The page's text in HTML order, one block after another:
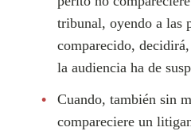
tribunal, oyendo a las
comparecido,
la audiencia ha de
Cuando, también sin
compareciere un